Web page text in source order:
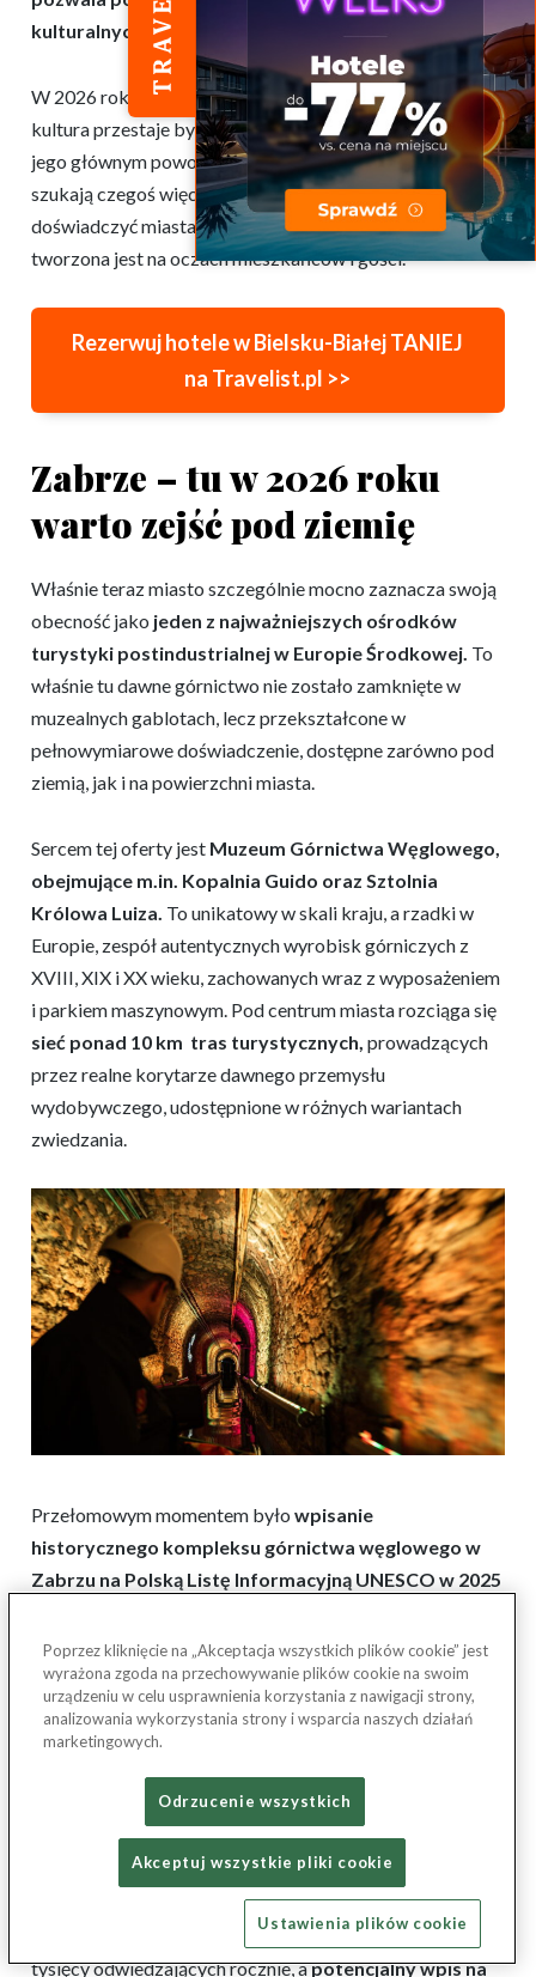
kulturalnych z aktywnym wypoczynkiem
W 2026 roku Bielsko-Biała staje się miejscem, gdzie
kultura przestaje być dodatkiem do zwiedzania, a staje się
jego głównym powodem. To propozycja dla tych, którzy
szukają czegoś więcej niż klasyczny city break i chcą
doświadczyć miasta w momencie, gdy jego tożsamość
tworzona jest na oczach mieszkańców i gości.
Rezerwuj hotele w Bielsku-Białej TANIEJ
na Travelist.pl >>
Zabrze – tu w 2026 roku
warto zejść pod ziemię
Właśnie teraz miasto szczególnie mocno zaznacza swoją
obecność jako jeden z najważniejszych ośrodków
turystyki postindustrialnej w Europie Środkowej. To
właśnie tu dawne górnictwo nie zostało zamknięte w
muzealnych gablotach, lecz przekształcone w
pełnowymiarowe doświadczenie, dostępne zarówno pod
ziemią, jak i na powierzchni miasta.
Sercem tej oferty jest Muzeum Górnictwa Węglowego,
obejmujące m.in. Kopalnia Guido oraz Sztolnia
Królowa Luiza. To unikatowy w skali kraju, a rzadki w
Europie, zespół autentycznych wyrobisk górniczych z
XVIII, XIX i XX wieku, zachowanych wraz z wyposażeniem
i parkiem maszynowym. Pod centrum miasta rozciąga się
sieć ponad 10 km tras turystycznych, prowadzących
przez realne korytarze dawnego przemysłu
wydobywczego, udostępnione w różnych wariantach
zwiedzania.
Przełomowym momentem byłowpisanie
historycznego kompleksu górnictwa węglowego w
Zabrzu na Polską Listę Informacyjną UNESCO w 2025
dziedzictwa i jednocześnie sygnał, że te podziemne cuda
Polskispełniają międzynarodowe kryteria wyjątkowości.
Kandydatura obejmuje powiązane ze sobą elementy
infrastruktury górniczej, które razem opowiadają historię
rozwoju przemysłu węgla kamiennego na Górnym Śląsku
w sposób ciągły i autentyczny.
W 2026 roku Zabrze znajduje się w kluczowym
momencie tego procesu, co dodatkowo wzmacnia jego
atrakcyjność turystyczną. Miasto już dziś przyciąga setki
tysięcy odwiedzających rocznie, apotencjalny wpis na
Poprzez kliknięcie na „Akceptacja wszystkich plików cookie” jest
wyrażona zgoda na przechowywanie plików cookie na swoim
urządzeniu w celu usprawnienia korzystania z nawigacji strony,
analizowania wykorzystania strony i wsparcia naszych działań
marketingowych.
Odrzucenie wszystkich
Akceptuj wszystkie pliki cookie
Ustawienia plików cookie